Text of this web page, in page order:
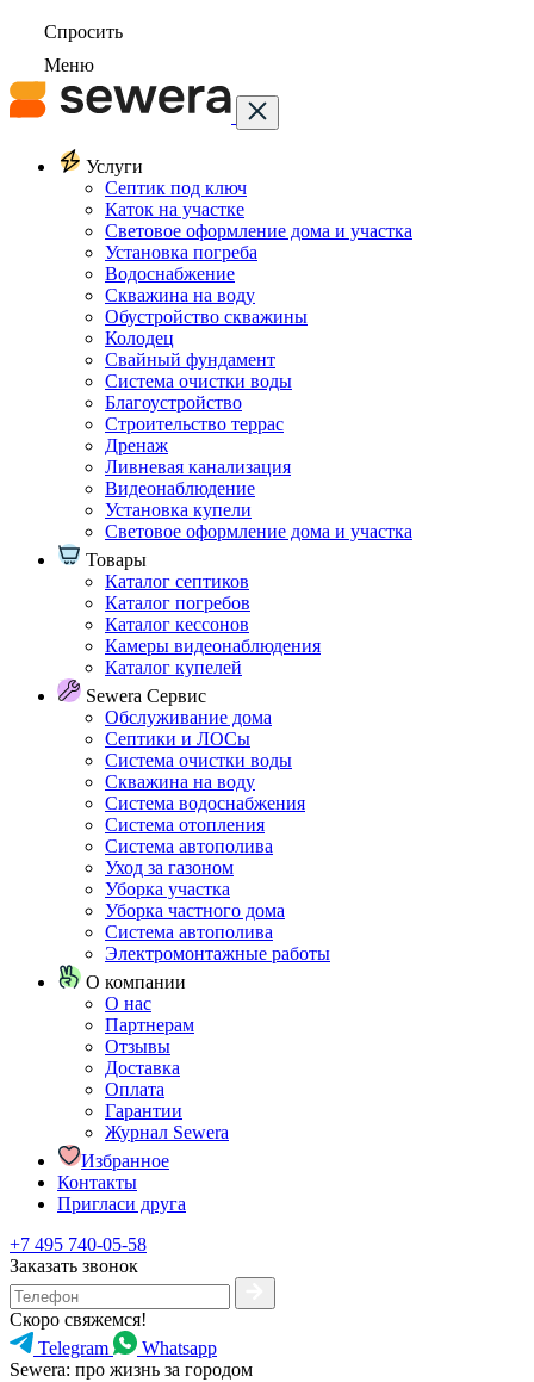
Спросить
Меню
Услуги
Септик под ключ
Каток на участке
Световое оформление дома и участка
Установка погреба
Водоснабжение
Скважина на воду
Обустройство скважины
Колодец
Свайный фундамент
Система очистки воды
Благоустройство
Строительство террас
Дренаж
Ливневая канализация
Видеонаблюдение
Установка купели
Световое оформление дома и участка
Товары
Каталог септиков
Каталог погребов
Каталог кессонов
Камеры видеонаблюдения
Каталог купелей
Sewera Сервис
Обслуживание дома
Септики и ЛОСы
Система очистки воды
Скважина на воду
Система водоснабжения
Система отопления
Система автополива
Уход за газоном
Уборка участка
Уборка частного дома
Система автополива
Электромонтажные работы
О компании
О нас
Партнерам
Отзывы
Доставка
Оплата
Гарантии
Журнал Sewera
Избранное
Контакты
Пригласи друга
+7 495 740-05-58
Заказать звонок
Скоро свяжемся!
Telegram
Whatsapp
Sewera: про жизнь за городом